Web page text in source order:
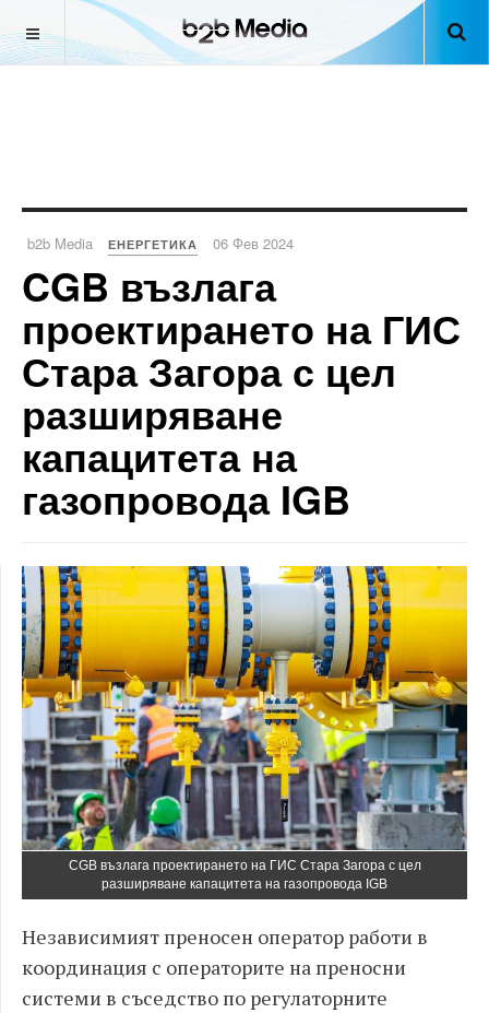
b2b Media ЕНЕРГЕТИКА 06 Фев 2024
CGB възлага
проектирането на ГИС
Стара Загора с цел
разширяване
капацитета на
газопровода IGB
CGB възлага проектирането на ГИС Стара Загора с цел
разширяване капацитета на газопровода IGB
Независимият преносен оператор работи в
координация с операторите на преносни
системи в съседство по регулаторните